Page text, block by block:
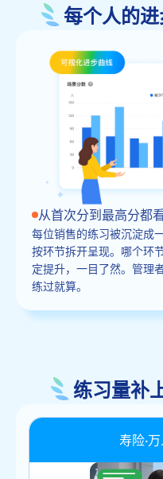
每个人的
从首次分到最高分都
每位销售的练习被沉淀成
按环节拆开呈现。哪个环
定提升，一目了然。管理
练过就算。
练习量补
寿险·